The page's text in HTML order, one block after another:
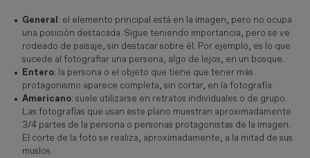
General: el elemento principal está en la imagen, pero no ocupa
una posición destacada. Sigue teniendo importancia, pero se ve
rodeado de paisaje, sin destacar sobre él. Por ejemplo, es lo que
sucede al fotografiar una persona, algo de lejos, en un bosque.
Entero: la persona o el objeto que tiene que tener más
protagonismo aparece completa, sin cortar, en la fotografía.
Americano: suele utilizarse en retratos individuales o de grupo.
Las fotografías que usan este plano muestran aproximadamente
3/4 partes de la persona o personas protagonistas de la imagen.
El corte de la foto se realiza, aproximadamente, a la mitad de sus
muslos.